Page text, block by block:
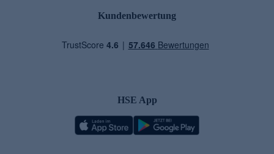
Kundenbewertung
HSE App